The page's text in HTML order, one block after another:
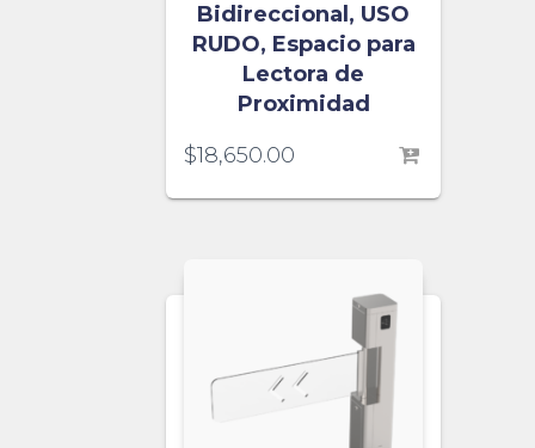
Bidireccional, USO
RUDO, Espacio para
Lectora de
Proximidad
$18,650.00